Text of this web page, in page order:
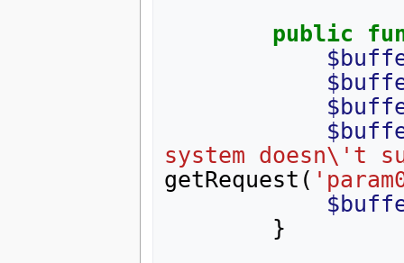
public
system doesn\'t
getRequest (
}